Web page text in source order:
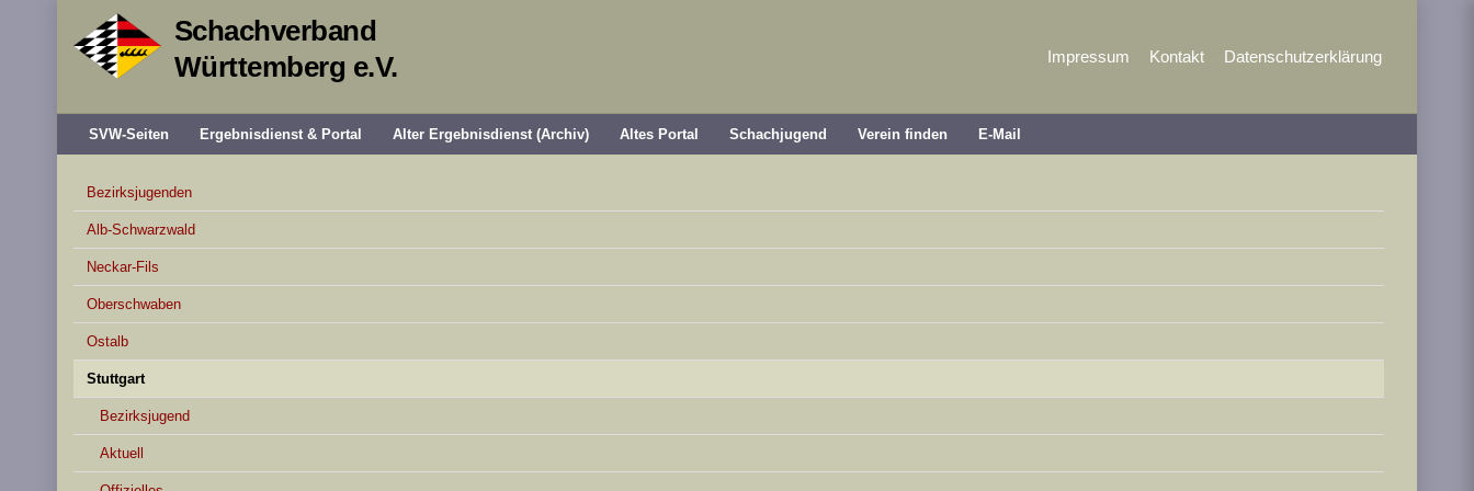
Schachverband
Württemberg e.V.
Impressum Kontakt Datenschutzerklärung
SVW-Seiten Ergebnisdienst & Portal Alter Ergebnisdienst (Archiv) Altes Portal Schachjugend Verein finden E-Mail
Bezirksjugenden
Alb-Schwarzwald
Neckar-Fils
Oberschwaben
Ostalb
Stuttgart
Bezirksjugend
Aktuell